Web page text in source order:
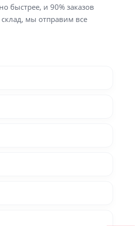
быстрее, и 90% заказов
мы отправим все